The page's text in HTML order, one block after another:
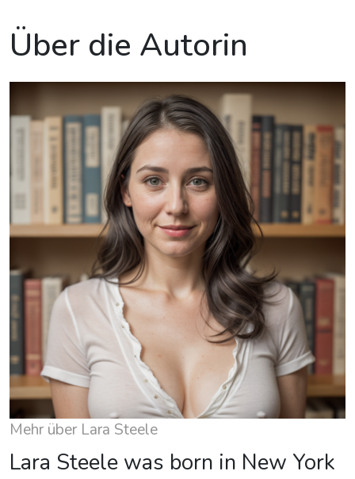
Über die Autorin
Mehr über Lara Steele
Lara Steele was born in New York